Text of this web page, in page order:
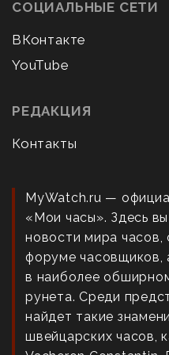
СОЦИАЛЬНЫЕ СЕТИ
ВКонтакте
YouTube
РЕДАКЦИЯ
Контакты
MyWatch.ru —
«Мои часы». Здесь
новости мира часов,
форуме часовщиков,
в наиболее
рунета. Среди
найдет такие
швейцарских часов,